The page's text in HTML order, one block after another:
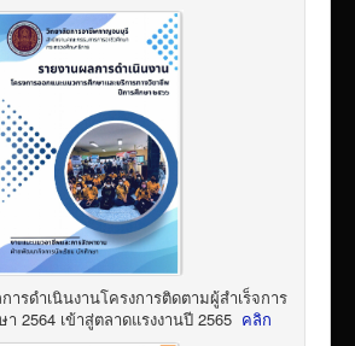
ารดำเนินงานโครงการติดตามผู้สำเร็จการ
2564 เข้าสู่ตลาดแรงงานปี 2565 คลิก